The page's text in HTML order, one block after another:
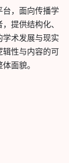
台，面向传播学
提供结构化、
学术发展与现实
辑性与内容的可
面貌。